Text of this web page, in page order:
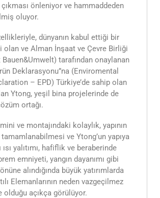
önleniyor ve hammaddeden
oluyor.
dünyanın kabul ettiği bir
olan ve Alman İnşaat ve Çevre Birliği
tarafından onaylanan
Deklarasyonu”na (Enviromental
– EPD) Türkiye’de sahip olan
Ytong, yeşil bina projelerinde de
ortağı.
ve montajındaki kolaylık, yapının
tamamlanabilmesi ve Ytong’un yapıya
ısı yalıtımı, hafiflik ve beraberinde
emniyeti, yangın dayanımı gibi
alındığında büyük yatırımlarda
Elemanlarının neden vazgeçilmez
olduğu açıkça görülüyor.